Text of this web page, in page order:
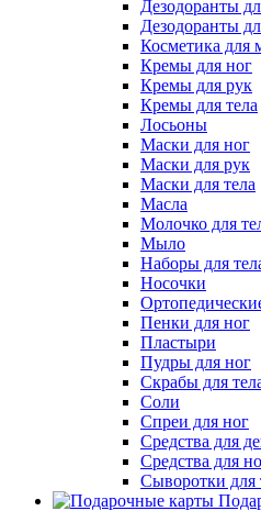
Дезодоранты
Дезодоранты
Косметика для
Кремы для ног
Кремы для рук
Кремы для тела
Лосьоны
Маски для ног
Маски для рук
Маски для тела
Масла
Молочко для
Мыло
Наборы для
Носочки
Пенки для ног
Пластыри
Пудры для ног
Скрабы для
Соли
Спреи для ног
Средства для
Средства для
Сыворотки для